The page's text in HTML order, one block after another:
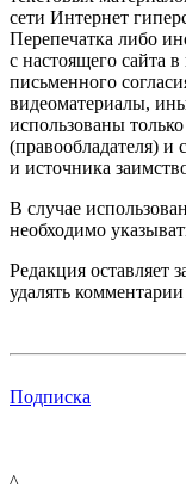
сети Интернет
Перепечатка либо
с настоящего сайта
письменного
видеоматериалы,
использованы
(правообладателя) и
и источника
В случае
необходимо
Редакция оставляет
удалять
Подписка
^